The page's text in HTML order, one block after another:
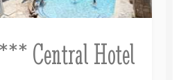
Central Hotel